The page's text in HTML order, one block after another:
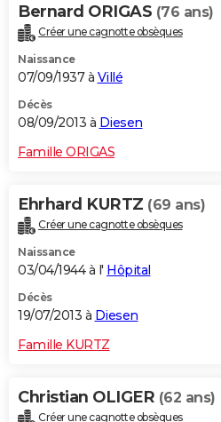
Bernard ORIGAS (76 ans)
Créer une cagnotte obsèques
Naissance
07/09/1937 à Villé
Décès
08/09/2013 à Diesen
Famille ORIGAS
Ehrhard KURTZ (69 ans)
Créer une cagnotte obsèques
Naissance
03/04/1944 à l' Hôpital
Décès
19/07/2013 à Diesen
Famille KURTZ
Christian OLIGER (62 ans)
Créer une cagnotte obsèques